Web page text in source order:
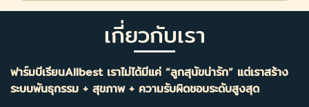
เกี่ยวกับเรา
ฟาร์มบีเรียนAllbest เราไม่ได้มีแค่ “ลูกสุนัขน่ารัก” แต่เราสร้าง
ระบบพันธุกรรม + สุขภาพ + ความรับผิดชอบระดับสูงสุด